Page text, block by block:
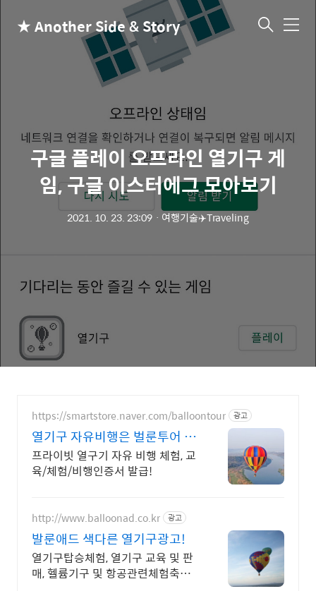
★ Another Side & Story 메
구글 플레이 오프라인 열기구 게
임, 구글 이스터에그 모아보기
2021. 10. 23. 23:09 ㆍ 여행기술✈️Traveling
https://smartstore.naver.com/balloontour 광고
열기구 자유비행은 벌룬투어 하
늘을 나는 열기구 자유비행
프라이빗 열구기 자유 비행 체험, 교
육/체험/비행인증서 발급!
http://www.balloonad.co.kr 광고
발룬애드 색다른 열기구광고!
열기구탑승체험, 열기구 교육 및 판
매, 헬륨기구 및 항공관련체험축제,